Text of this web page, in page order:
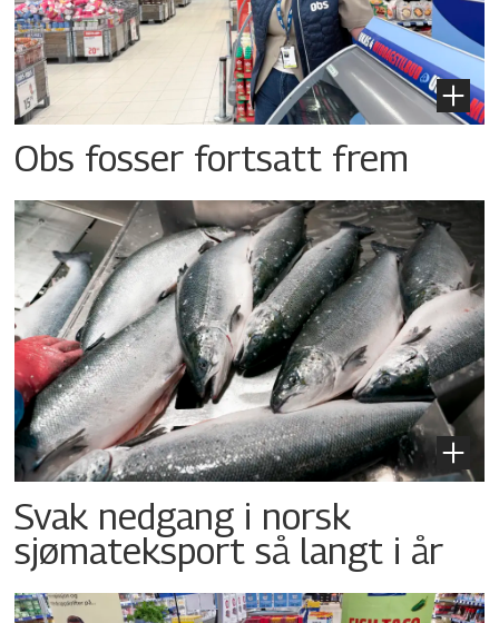
Obs fosser fortsatt frem
Svak nedgang i norsk
sjømateksport så langt i år